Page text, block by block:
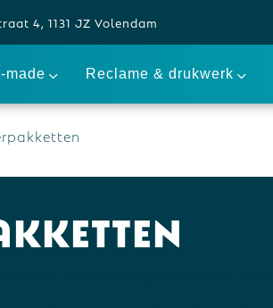
4, 1131 JZ Volendam
made Reclame & drukwerk